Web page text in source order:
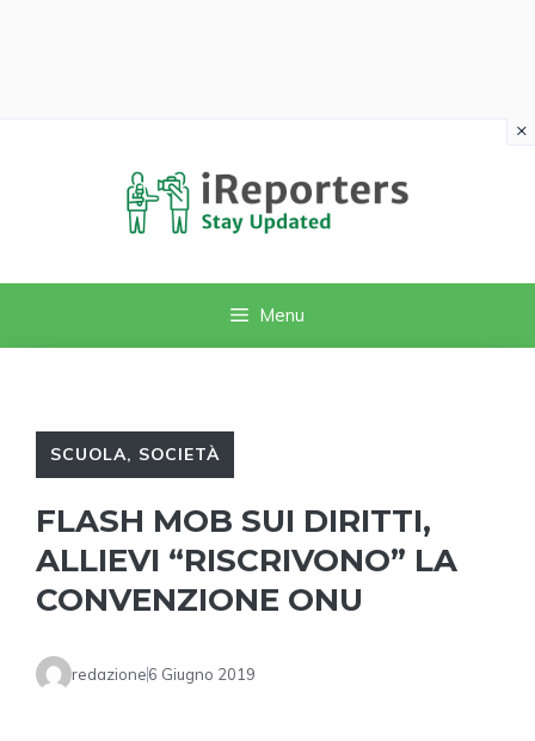
Menu
SCUOLA, SOCIETÀ
FLASH MOB SUI DIRITTI,
ALLIEVI “RISCRIVONO” LA
CONVENZIONE ONU
redazione6 Giugno 2019
×